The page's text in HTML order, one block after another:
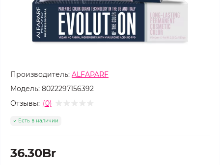
Производитель: ALFAPARF
Модель: 8022297156392
Отзывы: (0)
Есть в наличии
36.30Br